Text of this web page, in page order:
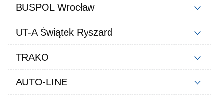
BUSPOL Wrocław
UT-A Świątek Ryszard
TRAKO
AUTO-LINE